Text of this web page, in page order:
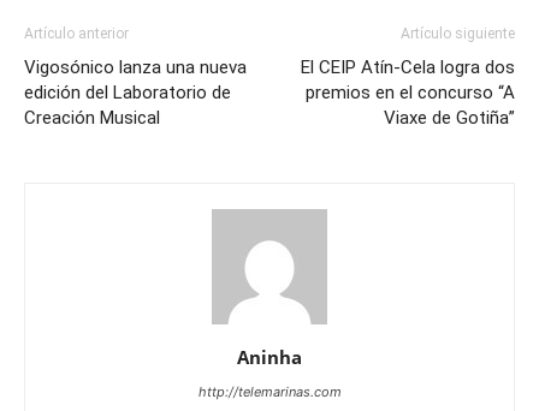
Artículo anterior
Vigosónico lanza una nueva
edición del Laboratorio de
Creación Musical
Artículo siguiente
El CEIP Atín-Cela logra dos
premios en el concurso “A
Viaxe de Gotiña”
Aninha
http://telemarinas.com